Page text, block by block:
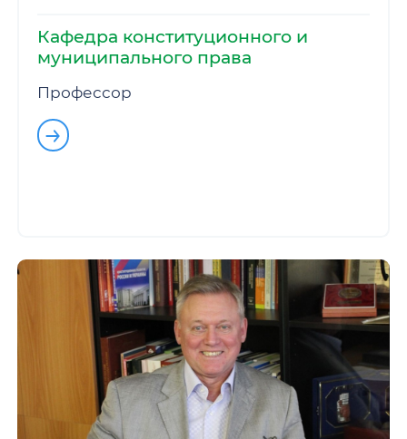
Кафедра конституционного и
муниципального права
Профессор